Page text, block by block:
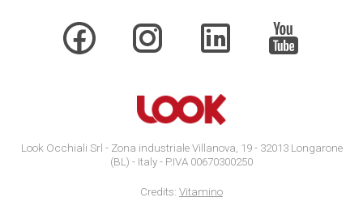
Look Occhiali Srl - Zona industriale Villanova, 19 - 32013 Longarone
(BL) - Italy - P.IVA 00670300250
Credits: Vitamino